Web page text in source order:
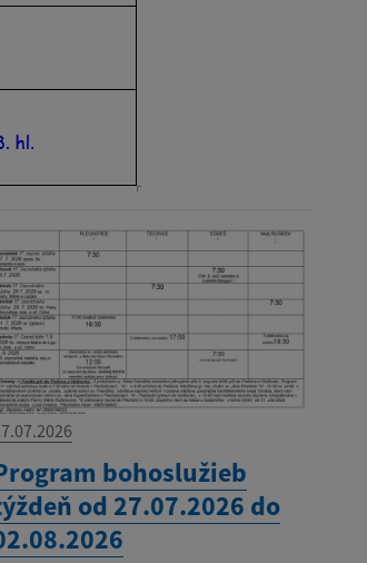
bohoslužieb
od 27.07.2026 do